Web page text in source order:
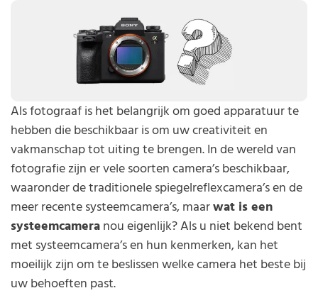
Als fotograaf is het belangrijk om goed apparatuur te
hebben die beschikbaar is om uw creativiteit en
vakmanschap tot uiting te brengen. In de wereld van
fotografie zijn er vele soorten camera’s beschikbaar,
waaronder de traditionele spiegelreflexcamera’s en de
meer recente systeemcamera’s, maarwat is een
systeemcamera nou eigenlijk? Als u niet bekend bent
met systeemcamera’s en hun kenmerken, kan het
moeilijk zijn om te beslissen welke camera het beste bij
uw behoeften past.